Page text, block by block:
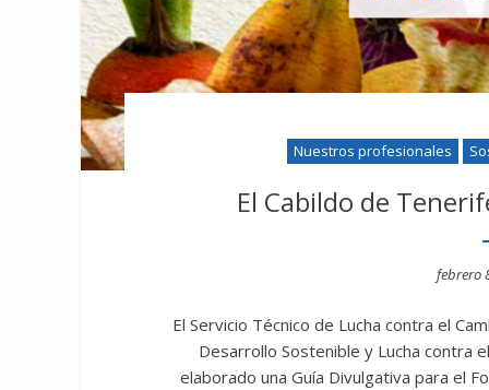
Nuestros profesionales
El Cabildo de
Posted
febrero
El Servicio Técnico de Lucha contra el
Desarrollo Sostenible y Lucha contra
elaborado una Guía Divulgativa para el